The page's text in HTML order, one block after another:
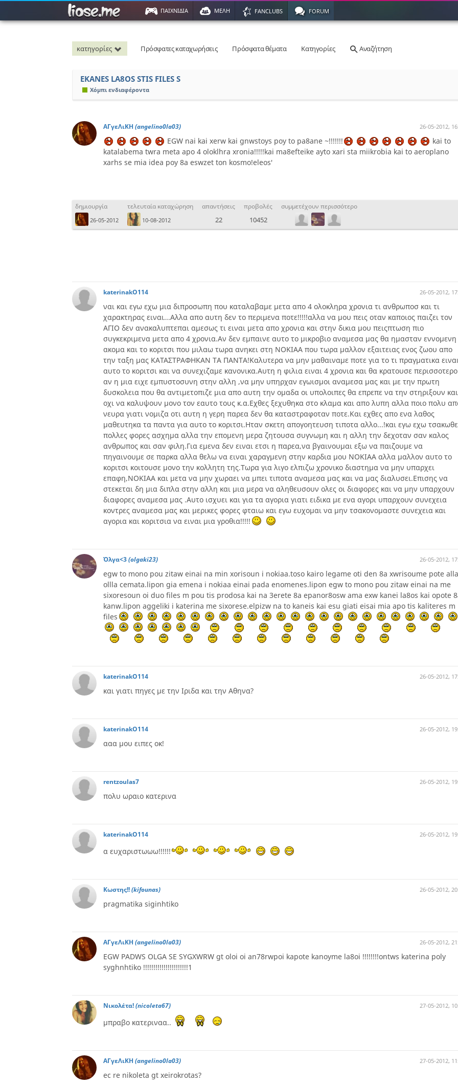
ΠΑΙΧΝΙΔΙΑ ΜΕΛΗ FANCLUBS FORUM
κατηγορίες Πρόσφατες καταχωρήσεις Πρόσφατα θέματα Κατηγορίες Αναζήτηση
EKANES LA8OS STIS FILES S
Χόμπι ενδιαφέροντα
ΑΓγεΛιΚΗ (angelino0la03) 26-05-2012,
EGW nai kai xerw kai gnwstoys poy to pa8ane ~!!!!!!!
kai to
katalabema twra meta apo 4 oloklhra xronia!!!!!kai ma8efteike ayto xari sta miikrobia kai to aeroplano
xarhs se mia idea poy 8a eswzet ton kosmo!eleos'
δημιουργία
26-05-2012
τελευταία καταχώρηση
10-08-2012
απαντήσεις
22
προβολές
10452
συμμετέχουν περισσότερο
katerinakO114 26-05-2012,
ναι και εγω εχω μια διπροσωπη που καταλαβαμε μετα απο 4 ολοκληρα χρονια τι ανθρωποσ και τι
χαρακτηρας ειναι...Αλλα απο αυτη δεν το περιμενα ποτε!!!!!αλλα να μου πεις οταν καποιος παιζει τον
ΑΓΙΟ δεν ανακαλυπτεπαι αμεσως τι ειναι μετα απο χρονια και στην δικια μου πειςπτωση πιο
συγκεκριμενα μετα απο 4 χρονια.Αν δεν εμπαινε αυτο το μικροβιο αναμεσα μας θα ημασταν εννομενη
ακομα και το κοριτσι που μιλαω τωρα ανηκει στη ΝΟΚΙΑΑ που τωρα μαλλον εξαιτειας ενος ζωου απο
την ταξη μας ΚΑΤΑΣΤΡΑΦΗΚΑΝ ΤΑ ΠΑΝΤΑ!Καλυτερα να μην μαθαιναμε ποτε για το τι πραγματικα
αυτο το κοριτσι και να συνεχιζαμε κανονικα.Αυτη η φιλια ειναι 4 χρονια και θα κρατουσε περισσοτερο
αν η μια ειχε εμπυστοσυνη στην αλλη ,να μην υπηρχαν εγωισμοι αναμεσα μας και με την πρωτη
δυσκολεια που θα αντιμετοπιζε μια απο αυτη την ομαδα οι υπολοιπες θα επρεπε να την στηριξουν και
οχι να καλυψουν μονο τον εαυτο τους κ.α.Εχθες ξεχυθηκα στο κλαμα και απο λυπη αλλα ποιο πολυ
νευρα γιατι νομιζα οτι αυτη η γερη παρεα δεν θα καταστραφοταν ποτε.Και εχθες απο ενα λαθος
μαθευτηκα τα παντα για αυτο το κοριτσι.Ηταν σκετη απογοητευση τιποτα αλλο...!και εγω εχω
πολλες φορες ασχημα αλλα την επομενη μερα ζητουσα συγνωμη και η αλλη την δεχοταν σαν καλος
ανθρωπος και σαν φιλη.Για εμενα δεν ειναι ετσι η παρεα,να βγαινουμαι εξω να παιζουμε να
πηγαινουμε σε παρκα αλλα θελω να ειναι χαραγμενη στην καρδια μου ΝΟΚΙΑΑ αλλα μαλλον αυτο το
κοριτσι κοιτουσε μονο την κολλητη της.Τωρα για λιγο ελπιζω χρονικο διαστημα να μην υπαρχει
επαφη,ΝΟΚΙΑΑ και μετα να μην χωραει να μπει τιποτα αναμεσα μας και να μας διαλυσει.Επισης να
στεκεται δη μια διπλα στην αλλη και μια μερα να αληθευσουν ολες οι διαφορες και να μην υπαρχουν
διαφορες αναμεσα μας .Αυτο ισχυει και για τα αγορια γιατι ειδικα με ενα αγορι υπαρχουν συνεχεια
κοντρες αναμεσα μας και μερικες φορες φταιω και εγω ευχομαι να μην τσακονομαστε συνεχεια και
αγορια και κοριτσια να ειναι μια γροθια!!!!!
Όλγα<3(olgaki23) 26-05-2012,
egw to mono pou zitaw einai na min xorisoun i nokiaa.toso kairo legame oti den 8a xwrisoume pote alla
ollla cemata.lipon gia emena i nokiaa einai pada enomenes.lipon egw to mono pou zitaw einai na me
sixoresoun oi duo files m pou tis prodosa kai na 3erete 8a epanor8osw ama exw kanei la8os kai opote
kanw.lipon aggeliki i katerina me sixorese.elpizw na to kaneis kai esu giati eisai mia apo tis kaliteres m
files
katerinakO114 26-05-2012,
και γιατι πηγες με την Ιριδα και την Αθηνα?
katerinakO114 26-05-2012,
ααα μου ειπες οκ!
rentzoulas7 26-05-2012,
πολυ ωραιο κατερινα
katerinakO114 26-05-2012,
α ευχαριστωωω!!!!!!
Κωστης!!(kifounas) 26-05-2012,
pragmatika siginhtiko
ΑΓγεΛιΚΗ (angelino0la03) 26-05-2012,
EGW PADWS OLGA SE SYGXWRW gt oloi oi an78rwpoi kapote kanoyme la8oi !!!!!!!!ontws katerina poly
syghnhtiko !!!!!!!!!!!!!!!!!!!!!!1
Νικολέτα!(nicoleta67) 27-05-2012,
μπραβο κατεριναα..
ΑΓγεΛιΚΗ (angelino0la03) 27-05-2012,
ec re nikoleta gt xeirokrotas?